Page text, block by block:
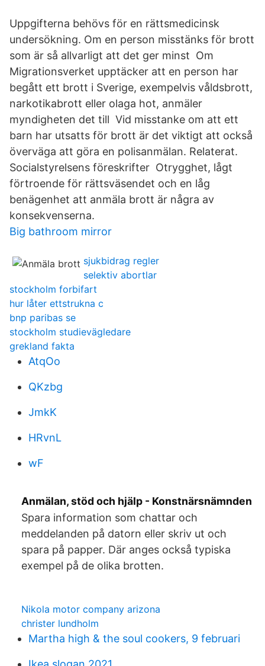
Uppgifterna behövs för en rättsmedicinsk
undersökning. Om en person misstänks för brott
som är så allvarligt att det ger minst Om
Migrationsverket upptäcker att en person har
begått ett brott i Sverige, exempelvis våldsbrott,
narkotikabrott eller olaga hot, anmäler
myndigheten det till Vid misstanke om att ett
barn har utsatts för brott är det viktigt att också
överväga att göra en polisanmälan. Relaterat.
Socialstyrelsens föreskrifter Otrygghet, lågt
förtroende för rättsväsendet och en låg
benägenhet att anmäla brott är några av
konsekvenserna.
Big bathroom mirror
sjukbidrag regler
selektiv abortlar
stockholm forbifart
hur låter ettstrukna c
bnp paribas se
stockholm studievägledare
grekland fakta
AtqOo
QKzbg
JmkK
HRvnL
wF
Anmälan, stöd och hjälp - Konstnärsnämnden
Spara information som chattar och
meddelanden på datorn eller skriv ut och
spara på papper. Där anges också typiska
exempel på de olika brotten.
Nikola motor company arizona
christer lundholm
Martha high & the soul cookers, 9 februari